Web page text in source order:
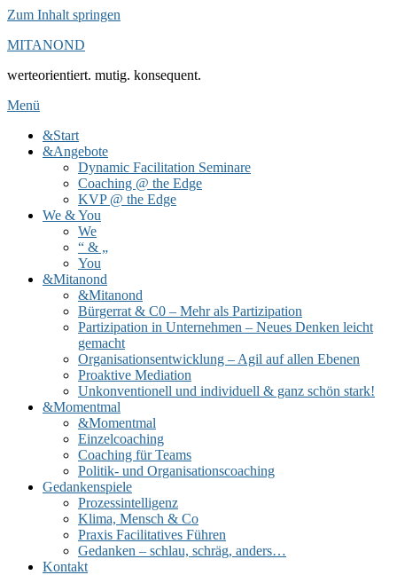
Zum Inhalt springen
MITANOND
werteorientiert. mutig. konsequent.
Menü
&Start
&Angebote
Dynamic Facilitation Seminare
Coaching @ the Edge
KVP @ the Edge
We & You
We
“ & „
You
&Mitanond
&Mitanond
Bürgerrat & C0 – Mehr als Partizipation
Partizipation in Unternehmen – Neues Denken leicht
gemacht
Organisationsentwicklung – Agil auf allen Ebenen
Proaktive Mediation
Unkonventionell und individuell & ganz schön stark!
&Momentmal
&Momentmal
Einzelcoaching
Coaching für Teams
Politik- und Organisationscoaching
Gedankenspiele
Prozessintelligenz
Klima, Mensch & Co
Praxis Facilitatives Führen
Gedanken – schlau, schräg, anders…
Kontakt